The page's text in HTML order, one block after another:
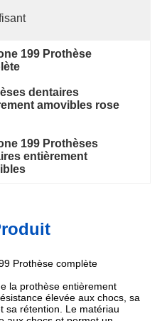
199 Prothèse
dentaires
amovibles rose
199 Prothèses
entièrement
Prothèse complète
la prothèse entièrement
élevée aux chocs, sa
sa rétention. Le matériau